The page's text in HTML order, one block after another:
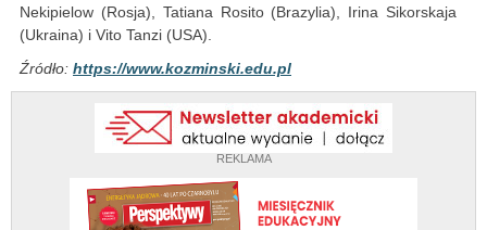
REKLAMA
Nekipielow (Rosja), Tatiana Rosito (Brazylia), Irina Sikorskaja
(Ukraina) i Vito Tanzi (USA).
Źródło: https://www.kozminski.edu.pl